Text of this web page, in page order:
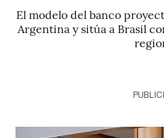
El modelo del banco
Argentina y sitúa a Brasil